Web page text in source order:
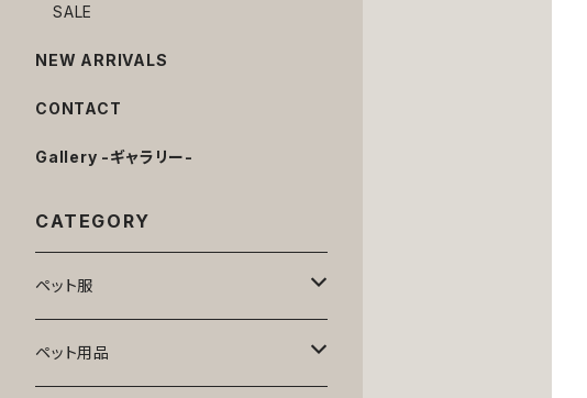
SALE
NEW ARRIVALS
CONTACT
Gallery -ギャラリー-
CATEGORY
ペット服
トップス
ペット用品